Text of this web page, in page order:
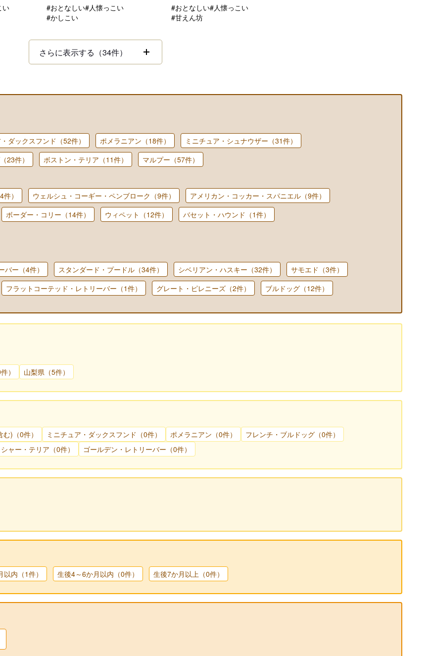
い #おとなしい#人懐っこい
#かしこい
#おとなしい#人懐っこい
#甘えん坊
さらに表示する（34件）
ダックスフンド（52件） ポメラニアン（18件）
ミニチュア・シュナウザー（31件）
23件） ボストン・テリア（11件） マルプー（57件）
） ウェルシュ・コーギー・ペンブローク（9件）
アメリカン・コッカー・スパニエル（9件）
ボーダー・コリー（14件） ウィペット（12件）
バセット・ハウンド（1件）
ー（4件） スタンダード・プードル（34件） シベリアン・ハスキー（32件）
サモエド（3件）
フラットコーテッド・レトリーバー（1件） グレート・ピレニーズ（2件） ブルドッグ（12件）
） 山梨県（5件）
)（0件） ミニチュア・ダックスフンド（0件） ポメラニアン（0件）
フレンチ・ブルドッグ（0件）
ャー・テリア（0件） ゴールデン・レトリーバー（0件）
内（1件） 生後4～6か月以内（0件） 生後7か月以上（0件）